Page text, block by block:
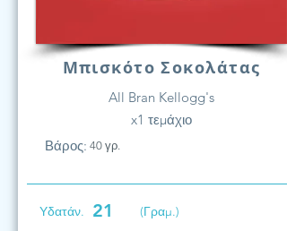
Μπισκότο Σοκολάτας
All Bran Kellogg's
x1 τεμάχιο
Βάρος: 40 γρ.
Υδατάν. 21 (Γραμ.)